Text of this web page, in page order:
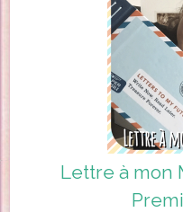
Lettre à mon